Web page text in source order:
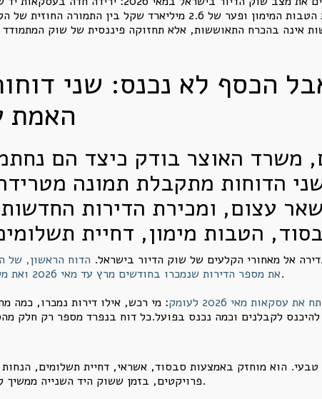
למכירה, 28.9 חודשי היצע, סבסוד ממשלתי, התרחבות הטבות המימון ופער של
אינה בהכרח התאוששות, אלא תחזוקה פיננסית של שוק
הכסף לא נכנס: שני
האמת
משרד האוצר בודק כיצד הם
הדוחות מתקבלת תמונה
עצום, ומכירת הדירות החדשות
אל מאחורי הקלעים של שוק הדיור בישראל. הדוח הראשון, של
את מספר הדירות שנמכרו בחודשים מרץ עד מאי 2026 ואת מלאי הדירות החדשות שנותרו למכירה.
מאי 2026 לעומק
: מי רכש, אילו דירות נמכרו, כמה
לקבלנים וכמה נכנס בפועל.כל דוח בנפרד מספר רק חלק
הוא מוחזק באמצעות סבסוד, אשראי, דחיית תשלומים,
פרויקטים, בזמן ששוק היד השנייה ממשיך לחשוף את חולשת הביקוש האמיתית.